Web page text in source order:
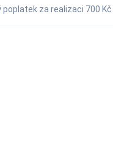
poplatek za realizaci 700 Kč